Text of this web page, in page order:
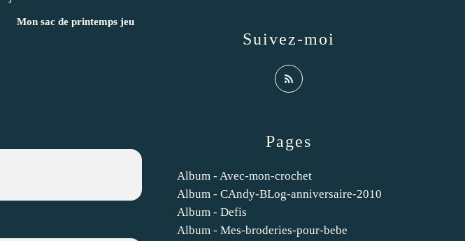
Mon sac de printemps jeu
Pages
Album - Avec-mon-crochet
Album - CAndy-BLog-anniversaire-2010
Album - Defis
Album - Mes-broderies-pour-bebe
Suivez-moi